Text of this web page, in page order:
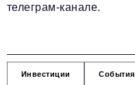
телеграм-канале.
Инвестиции События